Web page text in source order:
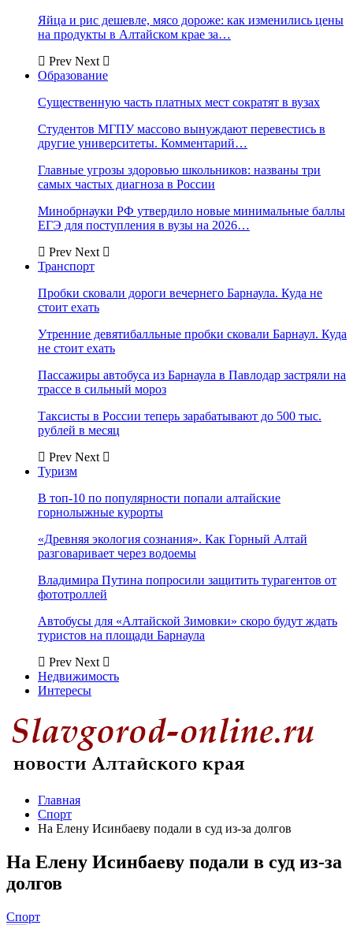
Яйца и рис дешевле, мясо дороже: как изменились цены
на продукты в Алтайском крае за…
Prev Next
Образование
Существенную часть платных мест сократят в вузах
Студентов МГПУ массово вынуждают перевестись в
другие университеты. Комментарий…
Главные угрозы здоровью школьников: названы три
самых частых диагноза в России
Минобрнауки РФ утвердило новые минимальные баллы
ЕГЭ для поступления в вузы на 2026…
Prev Next
Транспорт
Пробки сковали дороги вечернего Барнаула. Куда не
стоит ехать
Утренние девятибалльные пробки сковали Барнаул. Куда
не стоит ехать
Пассажиры автобуса из Барнаула в Павлодар застряли на
трассе в сильный мороз
Таксисты в России теперь зарабатывают до 500 тыс.
рублей в месяц
Prev Next
Туризм
В топ-10 по популярности попали алтайские
горнолыжные курорты
«Древняя экология сознания». Как Горный Алтай
разговаривает через водоемы
Владимира Путина попросили защитить турагентов от
фототроллей
Автобусы для «Алтайской Зимовки» скоро будут ждать
туристов на площади Барнаула
Prev Next
Недвижимость
Интересы
Главная
Спорт
На Елену Исинбаеву подали в суд из-за долгов
На Елену Исинбаеву подали в суд из-за
долгов
Спорт